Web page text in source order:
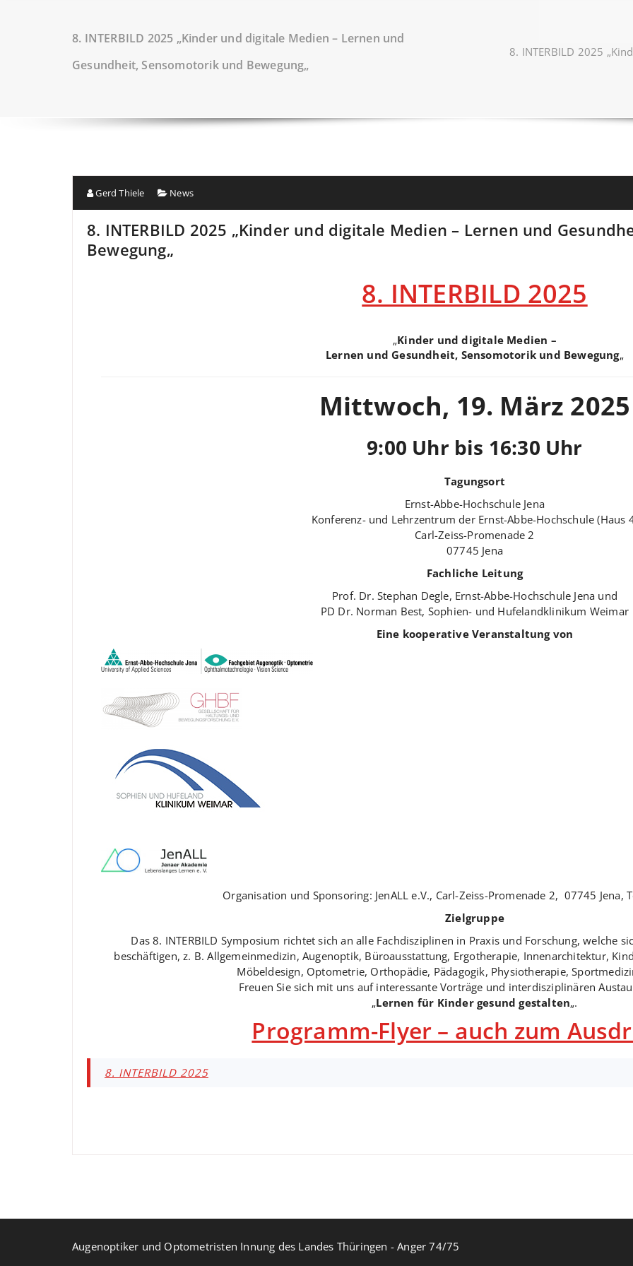
8. INTERBILD 2025 „Kinder und digitale Medien – Lernen und
Gesundheit, Sensomotorik und Bewegung„
8. INTERBILD 2025
Gerd Thiele News
8. INTERBILD 2025 „Kinder und digitale Medien – Lernen und
Bewegung„
8. INTERBILD 2025
„Kinder und digitale Medien –
Lernen und Gesundheit, Sensomotorik und Bewegung„
Mittwoch, 19. März 2025
9:00 Uhr bis 16:30 Uhr
Tagungsort
Ernst-Abbe-Hochschule Jena
Konferenz- und Lehrzentrum der Ernst-Abbe-Hochschule (Haus
Carl-Zeiss-Promenade 2
07745 Jena
Fachliche Leitung
Prof. Dr. Stephan Degle, Ernst-Abbe-Hochschule Jena und
PD Dr. Norman Best, Sophien- und Hufelandklinikum Weimar
Eine kooperative Veranstaltung von
Organisation und Sponsoring: JenALL e.V., Carl-Zeiss-Promenade 2, 07745 Jena,
Zielgruppe
Das 8. INTERBILD Symposium richtet sich an alle Fachdisziplinen in Praxis und Forschung, welche
beschäftigen, z. B. Allgemeinmedizin, Augenoptik, Büroausstattung, Ergotherapie, Innenarchitektur,
Möbeldesign, Optometrie, Orthopädie, Pädagogik, Physiotherapie,
Freuen Sie sich mit uns auf interessante Vorträge und interdisziplinären
„Lernen für Kinder gesund gestalten„.
Programm-Flyer – auch zum
8. INTERBILD 2025
Augenoptiker und Optometristen Innung des Landes Thüringen - Anger 74/75